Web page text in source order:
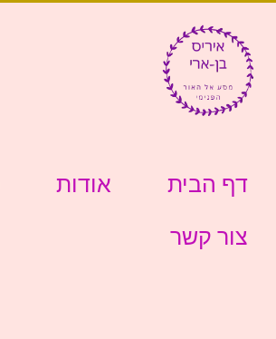
דף הבית אודות
צור קשר